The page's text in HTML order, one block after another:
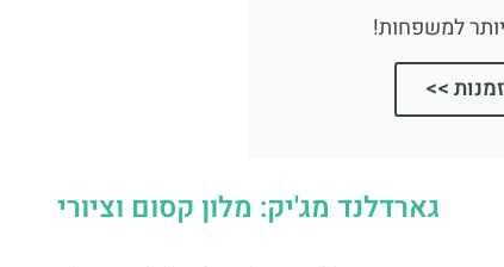
למשפחות!
>>
גארדלנד מג'יק: מלון קסום וציורי